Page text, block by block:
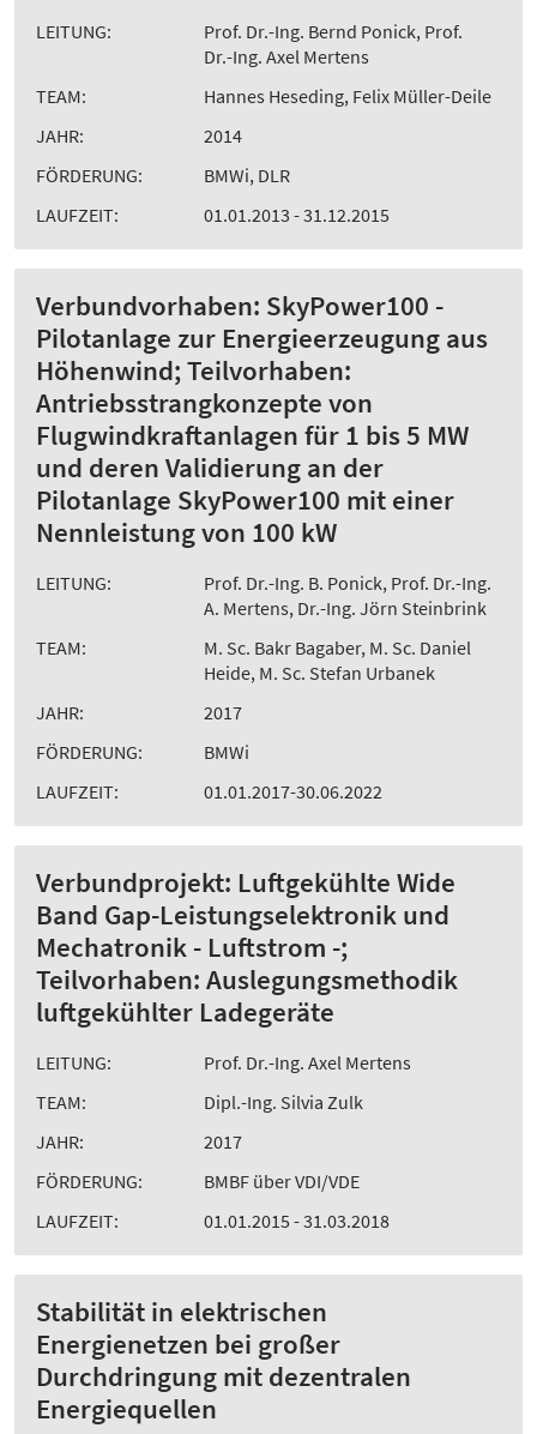
LEITUNG:
Prof. Dr.-Ing. Bernd Ponick, Prof.
Dr.-Ing. Axel Mertens
TEAM:
Hannes Heseding, Felix Müller-Deile
JAHR:
2014
FÖRDERUNG:
BMWi, DLR
LAUFZEIT:
01.01.2013 - 31.12.2015
Verbundvorhaben: SkyPower100 -
Pilotanlage zur Energieerzeugung aus
Höhenwind; Teilvorhaben:
Antriebsstrangkonzepte von
Flugwindkraftanlagen für 1 bis 5 MW
und deren Validierung an der
Pilotanlage SkyPower100 mit einer
Nennleistung von 100 kW
LEITUNG:
Prof. Dr.-Ing. B. Ponick, Prof. Dr.-Ing.
A. Mertens, Dr.-Ing. Jörn Steinbrink
TEAM:
M. Sc. Bakr Bagaber, M. Sc. Daniel
Heide, M. Sc. Stefan Urbanek
JAHR:
2017
FÖRDERUNG:
BMWi
LAUFZEIT:
01.01.2017-30.06.2022
Verbundprojekt: Luftgekühlte Wide
Band Gap-Leistungselektronik und
Mechatronik - Luftstrom -;
Teilvorhaben: Auslegungsmethodik
luftgekühlter Ladegeräte
LEITUNG:
Prof. Dr.-Ing. Axel Mertens
TEAM:
Dipl.-Ing. Silvia Zulk
JAHR:
2017
FÖRDERUNG:
BMBF über VDI/VDE
LAUFZEIT:
01.01.2015 - 31.03.2018
Stabilität in elektrischen
Energienetzen bei großer
Durchdringung mit dezentralen
Energiequellen